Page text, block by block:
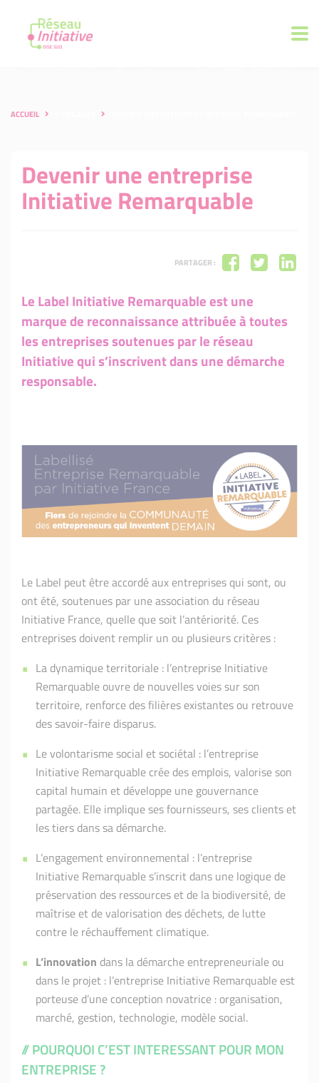
ACCUEIL
Devenir une entreprise
Initiative Remarquable
PARTAGER :
Le Label Initiative Remarquable est une
marque de reconnaissance attribuée à toutes
les entreprises soutenues par le réseau
Initiative qui s’inscrivent dans une démarche
responsable.
Le Label peut être accordé aux entreprises qui sont, ou
ont été, soutenues par une association du réseau
Initiative France, quelle que soit l’antériorité. Ces
entreprises doivent remplir un ou plusieurs critères :
La dynamique territoriale : l’entreprise Initiative
Remarquable ouvre de nouvelles voies sur son
territoire, renforce des filières existantes ou retrouve
des savoir-faire disparus.
Le volontarisme social et sociétal : l’entreprise
Initiative Remarquable crée des emplois, valorise son
capital humain et développe une gouvernance
partagée. Elle implique ses fournisseurs, ses clients et
les tiers dans sa démarche.
L’engagement environnemental : l’entreprise
Initiative Remarquable s’inscrit dans une logique de
préservation des ressources et de la biodiversité, de
maîtrise et de valorisation des déchets, de lutte
contre le réchauffement climatique.
L’innovation dans la démarche entrepreneuriale ou
dans le projet : l’entreprise Initiative Remarquable est
porteuse d’une conception novatrice : organisation,
marché, gestion, technologie, modèle social.
// POURQUOI C’EST INTERESSANT POUR MON
ENTREPRISE ?